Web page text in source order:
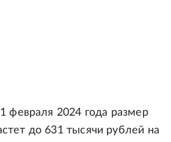
февраля 2024 года размер
до 631 тысячи рублей на